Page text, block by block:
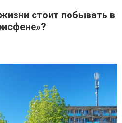
стоит побывать в